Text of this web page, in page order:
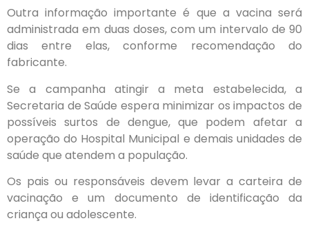
Outra informação importante é que a vacina será
administrada em duas doses, com um intervalo de 90
dias entre elas, conforme recomendação do
fabricante.
Se a campanha atingir a meta estabelecida, a
Secretaria de Saúde espera minimizar os impactos de
possíveis surtos de dengue, que podem afetar a
operação do Hospital Municipal e demais unidades de
saúde que atendem a população.
Os pais ou responsáveis devem levar a carteira de
vacinação e um documento de identificação da
criança ou adolescente.